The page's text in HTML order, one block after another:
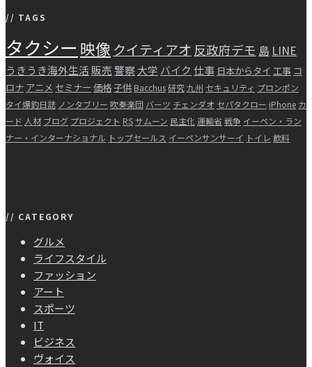
// TAGS
タクシー 映像 クイティアオ 反政府デモ 島 LINE
うきうき海外生活 販売警察大学 バイク 仕事 日本からタイ 工事 コ
ロナ アニメ セミナー 価格子供 Bacchus研究九州 セキュリティ プロンポン
タイ爆釣日誌 ノンタブリー 吹奏楽団 バーツ チェンダオ セパタクロー iPhone カ
ード 人材 ブログ プロジェクト RSサムーン 民主化 運輸省戦争 イーペン・ラン
ナー・インターナショナル トップセールス イーペンサンサーイ トイレ 飲料
// CATEGORY
グルメ
ライフスタイル
ファッション
アート
スポーツ
IT
ビジネス
ヴォイス